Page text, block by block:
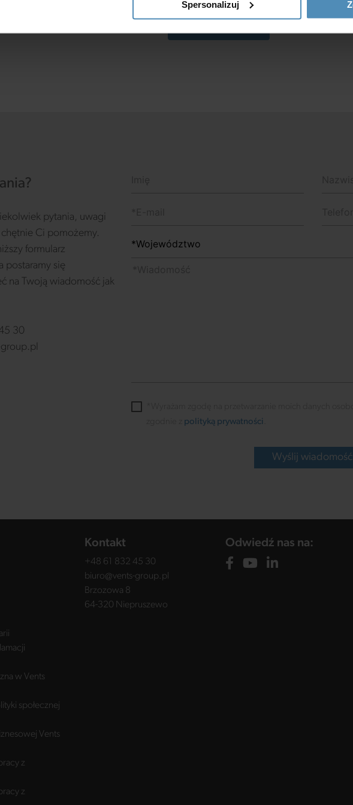
Spersonalizuj
pytania, uwagi
chętnie Ci pomożemy.
formularz
postaramy się
na Twoją wiadomość jak
30
polityką prywatności
Wyślij wiadomość
w Vents
społecznej
Vents
z
z
Kontakt
+48 61 832 45 30
biuro@vents-group.pl
Brzozowa 8
64-320 Niepruszewo
Odwiedź nas na: